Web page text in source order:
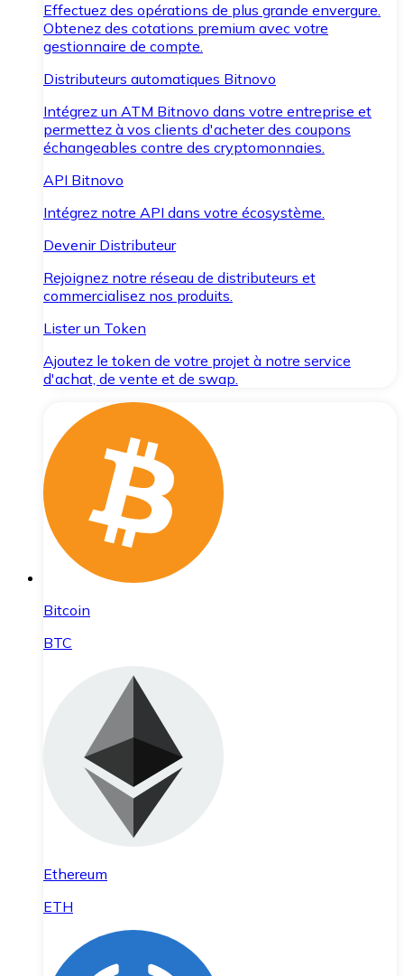
Effectuez des opérations de plus grande envergure.
Obtenez des cotations premium avec votre
gestionnaire de compte.
Distributeurs automatiques Bitnovo
Intégrez un ATM Bitnovo dans votre entreprise et
permettez à vos clients d'acheter des coupons
échangeables contre des cryptomonnaies.
API Bitnovo
Intégrez notre API dans votre écosystème.
Devenir Distributeur
Rejoignez notre réseau de distributeurs et
commercialisez nos produits.
Lister un Token
Ajoutez le token de votre projet à notre service
d'achat, de vente et de swap.
Bitcoin
BTC
Ethereum
ETH